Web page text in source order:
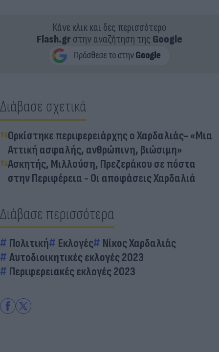
Κάνε κλικ και δες περισσότερο
Flash.grστην αναζήτηση της Google
Διάβασε σχετικά
Ορκίστηκε περιφερειάρχης ο Χαρδαλιάς- «Μια
Αττική ασφαλής, ανθρώπινη, βιώσιμη»
Ασκητής, Μιλλούση, Πρεζεράκου σε πόστα
στην Περιφέρεια - Οι αποφάσεις Χαρδαλιά
Διάβασε περισσότερα
Πολιτική Εκλογές
Νίκος Χαρδαλιάς
Αυτοδιοικητικές εκλογές 2023
Περιφερειακές εκλογές 2023